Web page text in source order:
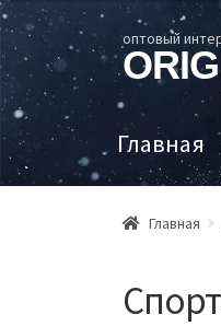
оптовый
Главная
Главная